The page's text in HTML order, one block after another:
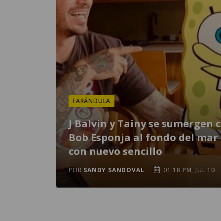
FARÁNDULA
J Balvin y Tainy se sumergen
Bob Esponja al fondo del mar
con nuevo sencillo
POR SANDY SANDOVAL 01:18 PM, JUL 10